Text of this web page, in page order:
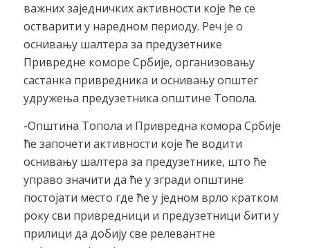
важних заједничких активности које ће се
остварити у наредном периоду. Реч је о
оснивању шалтера за предузетнике
Привредне коморе Србије, организовању
састанка привредника и оснивању општег
удружења предузетника општине Топола.
-Општина Топола и Привредна комора Србије
ће започети активности које ће водити
оснивању шалтера за предузетнике, што ће
управо значити да ће у згради општине
постојати место где ће у једном врло кратком
року сви привредници и предузетници бити у
прилици да добију све релевантне